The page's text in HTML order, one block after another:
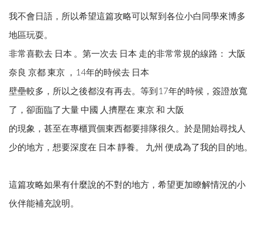
臉
我不會日語，所以希望這篇攻略可以幫到各位小白同學來博多
地區玩耍。
非常喜歡去 日本 。第一次去 日本 走的非常常規的線路： 大阪
奈良 京都 東京 ，14年的時候去 日本
壁壘較多，所以之後都沒有再去。等到17年的時候，簽證放寬
了，卻面臨了大量 中國 人擠壓在 東京 和 大阪
的現象，甚至在專櫃買個東西都要排隊很久。於是開始尋找人
少的地方，想要深度在 日本 靜養。 九州 便成為了我的目的地。
這篇攻略如果有什麼說的不對的地方，希望更加瞭解情況的小
伙伴能補充說明。